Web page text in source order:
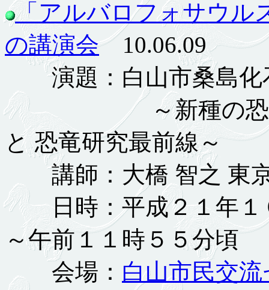
「アルバロフォサウル
の講演会10.06.09
演題：白山市桑島化
～新種の恐竜『
と 恐竜研究最前線～
講師：大橋 智之 東
日時：平成２１年１
～午前１１時５５分頃
会場： 白山市民交